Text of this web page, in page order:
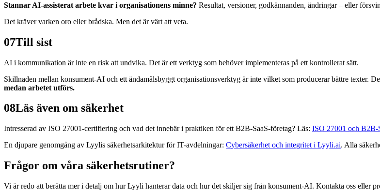
Stannar AI-assisterat arbete kvar i organisationens minne? Resultat, versioner, godkännanden, ändringar – eller
Det kräver varken oro eller brådska. Men det är värt att veta.
07Till sist
AI i kommunikation är inte en risk att undvika. Det är ett verktyg som behöver implementeras på ett kontrollerat sätt.
Skillnaden mellan konsument-AI och ett ändamålsbyggt organisationsverktyg är inte vilket som producerar bättre texter.
medan arbetet utförs.
08Läs även om säkerhet
Intresserad av ISO 27001-certifiering och vad det innebär i praktiken för ett B2B-SaaS-företag? Läs: ISO 27001 och B2B-
En djupare genomgång av Lyylis säkerhetsarkitektur för IT-avdelningar: Cybersäkerhet och integritet i Lyyli.ai. Alla
Frågor om våra säkerhetsrutiner?
Vi är redo att berätta mer i detalj om hur Lyyli hanterar data och hur det skiljer sig från konsument-AI. Kontakta oss eller